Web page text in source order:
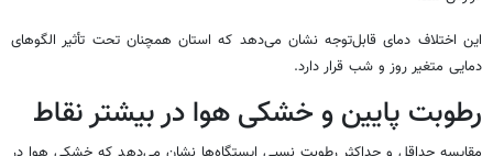
این اختلاف دمای قابل‌توجه نشان می‌دهد که استان همچنان تحت تأثیر الگوهای
دمایی متغیر روز و شب قرار دارد.
رطوبت پایین و خشکی هوا در بیشتر نقاط